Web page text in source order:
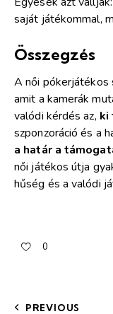
saját játékommal,
Összegzés
A női pókerjátékos
amit a kamerák
valódi kérdés az, ki
szponzoráció és a
a határ a
női játékos útja
hűség és a valódi
0
PREVIOUS